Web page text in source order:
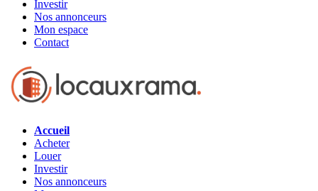
Investir
Nos annonceurs
Mon espace
Contact
Accueil
Acheter
Louer
Investir
Nos annonceurs